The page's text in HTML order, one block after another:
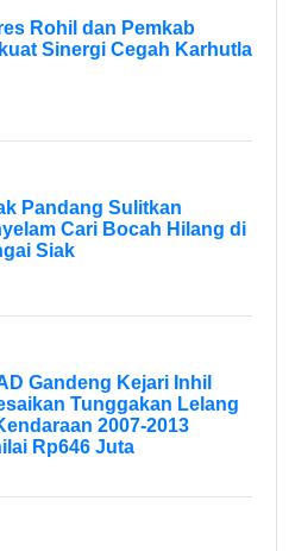
Rohil dan Pemkab
Sinergi Cegah Karhutla
Pandang Sulitkan
Cari Bocah Hilang di
Siak
Gandeng Kejari Inhil
Tunggakan Lelang
2007-2013
Rp646 Juta